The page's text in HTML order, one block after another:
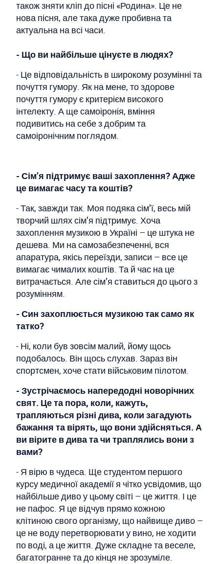
також зняти кліп до пісні «Родина». Це не
нова пісня, але така дуже пробивна та
актуальна на всі часи.
- Що ви найбільше цінуєте в людях?
- Це відповідальність в широкому розумінні та
почуття гумору. Як на мене, то здорове
почуття гумору є критерієм високого
інтелекту. А ще самоіронія, вміння
подивитись на себе з добрим та
самоіронічним поглядом.
- Сім’я підтримує ваші захоплення? Адже
це вимагає часу та коштів?
- Так, завжди так. Моя подяка сім’ї, весь мій
творчий шлях сім’я підтримує. Хоча
захоплення музикою в Україні – це штука не
дешева. Ми на самозабезпеченні, вся
апаратура, якісь переїзди, записи – все це
вимагає чималих коштів. Та й час на це
витрачається. Але сім’я ставиться до цього з
розумінням.
- Син захоплюється музикою так само як
татко?
- Ні, коли був зовсім малий, йому щось
подобалось. Він щось слухав. Зараз він
спортсмен, хоче стати військовим пілотом.
- Зустрічаємось напередодні новорічних
свят. Це та пора, коли, кажуть,
трапляються різні дива, коли загадують
бажання та вірять, що вони здійсняться. А
ви вірите в дива та чи траплялись вони з
вами?
- Я вірю в чудеса. Ще студентом першого
курсу медичної академії я чітко усвідомив, що
найбільше диво у цьому світі – це життя. І це
не пафос. Я це відчув прямо кожною
клітиною свого організму, що найвище диво –
це не воду перетворювати у вино, не ходити
по воді, а це життя. Дуже складне та веселе,
багатогранне та до кінця не зрозуміле.